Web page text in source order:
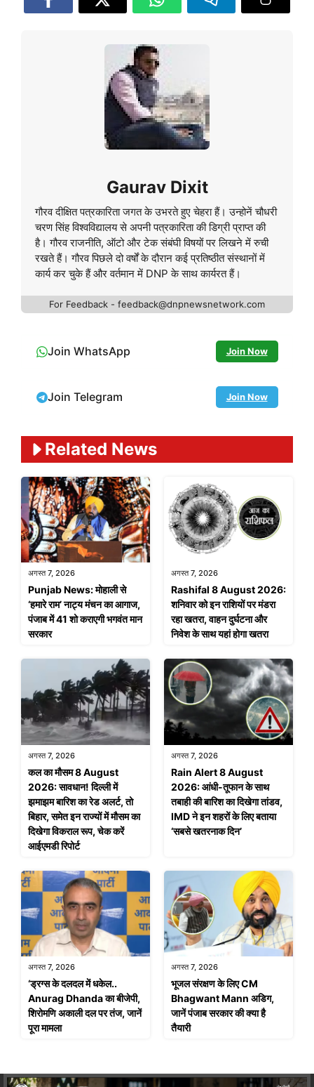
Gaurav Dixit
गौरव दीक्षित पत्रकारिता जगत के उभरते हुए चेहरा हैं। उन्होनें चौधरी
चरण सिंह विश्वविद्यालय से अपनी पत्रकारिता की डिग्री प्राप्त की
है। गौरव राजनीति, ऑटो और टेक संबंघी विषयों पर लिखने में रुची
रखते हैं। गौरव पिछले दो वर्षों के दौरान कई प्रतिष्ठीत संस्थानों में
कार्य कर चुके हैं और वर्तमान में DNP के साथ कार्यरत हैं।
For Feedback - feedback@dnpnewsnetwork.com
Join WhatsApp Join Now
Join Telegram Join Now
Related News
अगस्त 7, 2026
Punjab News: मोहाली से
‘हमारे राम’ नाट्य मंचन का आगाज,
पंजाब में 41 शो कराएगी भगवंत मान
सरकार
अगस्त 7, 2026
Rashifal 8 August 2026:
शनिवार को इन राशियों पर मंडरा
रहा खतरा, वाहन दुर्घटना और
निवेश के साथ यहां होगा खतरा
अगस्त 7, 2026
कल का मौसम 8 August
2026: सावधान! दिल्ली में
झमाझम बारिश का रेड अलर्ट, तो
बिहार, समेत इन राज्यों में मौसम का
दिखेगा विकराल रूप, चेक करें
आईएमडी रिपोर्ट
अगस्त 7, 2026
Rain Alert 8 August
2026: आंधी-तूफान के साथ
तबाही की बारिश का दिखेगा तांडव,
IMD ने इन शहरों के लिए बताया
‘सबसे खतरनाक दिन’
अगस्त 7, 2026
‘ड्रग्स के दलदल में धकेल..
Anurag Dhanda का बीजेपी,
शिरोमणि अकाली दल पर तंज, जानें
पूरा मामला
अगस्त 7, 2026
भूजल संरक्षण के लिए CM
Bhagwant Mann अडिग,
जानें पंजाब सरकार की क्या है
तैयारी